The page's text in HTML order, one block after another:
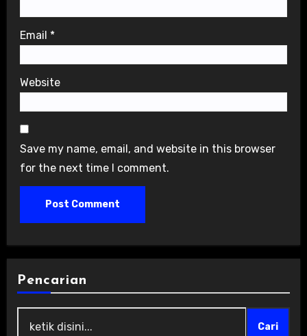
Email *
Website
Save my name, email, and website in this browser
for the next time I comment.
Pencarian
Cari